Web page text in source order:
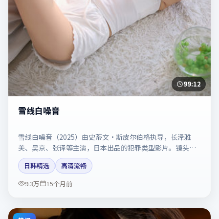
99:12
雪线白噪音
雪线白噪音（2025）由史蒂文·斯皮尔伯格执导，长泽雅
美、吴京、张译等主演，日本出品的犯罪类型影片。镜头克
制却充满张力，人物弧光完整。剧情简介与主创信息可供检
索参考，上映日期以片方资料为准。
日韩精选
高清流畅
9.3万
15个月前